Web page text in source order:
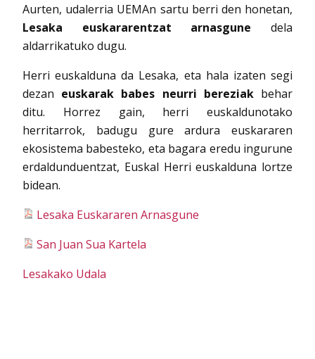
Aurten, udalerria UEMAn sartu berri den honetan,
Lesaka euskararentzat arnasgune dela
aldarrikatuko dugu.
Herri euskalduna da Lesaka, eta hala izaten segi
dezan euskarak babes neurri bereziakbehar
ditu. Horrez gain, herri euskaldunotako
herritarrok, badugu gure ardura euskararen
ekosistema babesteko, eta bagara eredu ingurune
erdaldunduentzat, Euskal Herri euskalduna lortze
bidean.
Lesaka Euskararen Arnasgune
San Juan Sua Kartela
Lesakako Udala